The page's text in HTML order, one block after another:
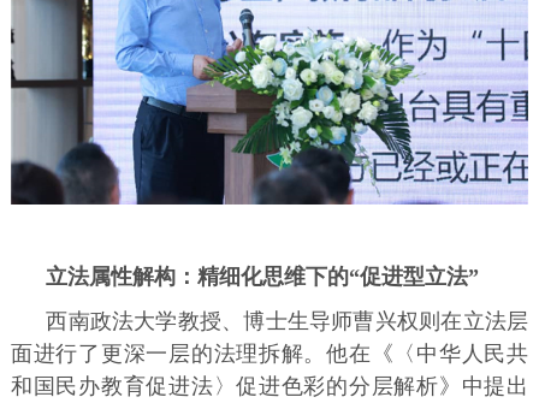
立法属性解构：精细化思维下的“促进型立法”
西南政法大学教授、博士生导师曹兴权则在立法层
面进行了更深一层的法理拆解。他在《〈中华人民共
和国民办教育促进法〉促进色彩的分层解析》中提出